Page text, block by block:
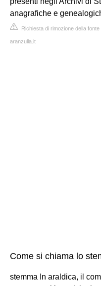
anagrafiche e
Richiesta di rimozione della fonte
aranzulla.it
Come si chiama lo
stemma In araldica, il